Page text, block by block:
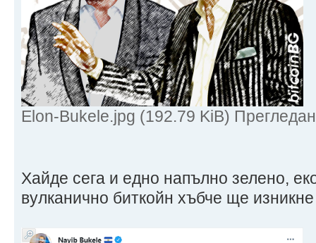
Elon-Bukele.jpg (192.79 KiB)
Хайде сега и едно напълно зелено,
вулканично биткойн хъбче ще